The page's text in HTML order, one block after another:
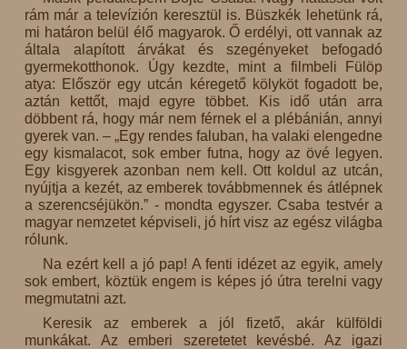
rám már a televízión keresztül is. Büszkék lehetünk rá,
mi határon belül élő magyarok. Ő erdélyi, ott vannak az
általa alapított árvákat és szegényeket befogadó
gyermekotthonok. Úgy kezdte, mint a filmbeli Fülöp
atya: Először egy utcán kéregető kölyköt fogadott be,
aztán kettőt, majd egyre többet. Kis idő után arra
döbbent rá, hogy már nem férnek el a plébánián, annyi
gyerek van. – „Egy rendes faluban, ha valaki elengedne
egy kismalacot, sok ember futna, hogy az övé legyen.
Egy kisgyerek azonban nem kell. Ott koldul az utcán,
nyújtja a kezét, az emberek továbbmennek és átlépnek
a szerencséjükön.” - mondta egyszer. Csaba testvér a
magyar nemzetet képviseli, jó hírt visz az egész világba
rólunk.
Na ezért kell a jó pap! A fenti idézet az egyik, amely
sok embert, köztük engem is képes jó útra terelni vagy
megmutatni azt.
Keresik az emberek a jól fizető, akár külföldi
munkákat. Az emberi szeretetet kevésbé. Az igazi